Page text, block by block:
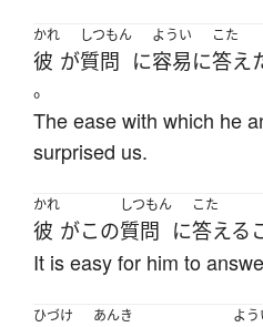
かれ
彼 が
しつもん
質問 に
ようい
容易に
こた
答え
。
The ease with which he
surprised us.
かれ
彼 がこの
しつもん
質問 に
こた
答える
It is easy for him to
ひづけ
あんき よう